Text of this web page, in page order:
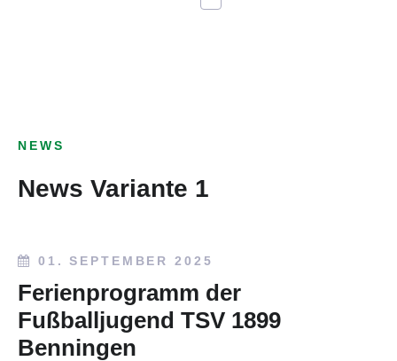
NEWS
News Variante 1
01. SEPTEMBER 2025
Ferienprogramm der
Fußballjugend TSV 1899
Benningen